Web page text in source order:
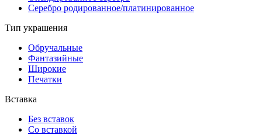
Серебро родированное/платинированное
Тип украшения
Обручальные
Фантазийные
Широкие
Печатки
Вставка
Без вставок
Со вставкой